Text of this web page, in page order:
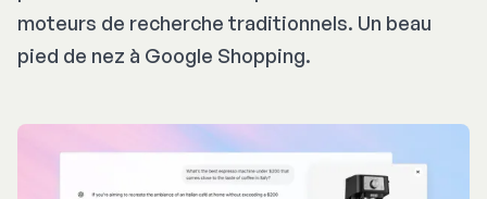
moteurs de recherche traditionnels. Un beau
pied de nez à Google Shopping.